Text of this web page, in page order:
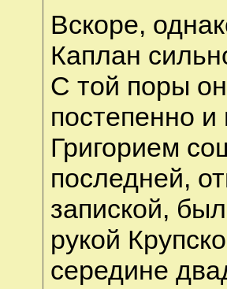
Вскоре,
Каплан
С той поры
постепенно
Григорием
последней,
запиской,
рукой
середине